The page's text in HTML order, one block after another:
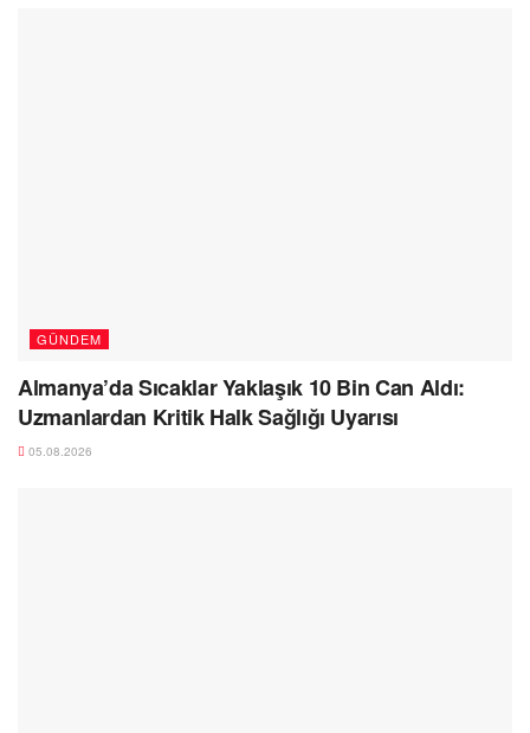
GÜNDEM
Almanya’da Sıcaklar Yaklaşık 10 Bin Can Aldı:
Uzmanlardan Kritik Halk Sağlığı Uyarısı
05.08.2026